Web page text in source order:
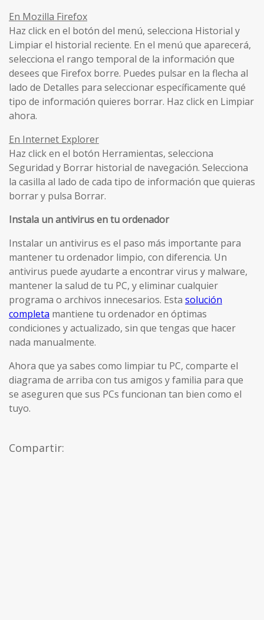
En Mozilla Firefox
Haz click en el botón del menú, selecciona Historial y
Limpiar el historial reciente. En el menú que aparecerá,
selecciona el rango temporal de la información que
desees que Firefox borre. Puedes pulsar en la flecha al
lado de Detalles para seleccionar específicamente qué
tipo de información quieres borrar. Haz click en Limpiar
ahora.
En Internet Explorer
Haz click en el botón Herramientas, selecciona
Seguridad y Borrar historial de navegación. Selecciona
la casilla al lado de cada tipo de información que quieras
borrar y pulsa Borrar.
Instala un antivirus en tu ordenador
Instalar un antivirus es el paso más importante para
mantener tu ordenador limpio, con diferencia. Un
antivirus puede ayudarte a encontrar virus y malware,
mantener la salud de tu PC, y eliminar cualquier
programa o archivos innecesarios. Esta solución
completa mantiene tu ordenador en óptimas
condiciones y actualizado, sin que tengas que hacer
nada manualmente.
Ahora que ya sabes como limpiar tu PC, comparte el
diagrama de arriba con tus amigos y familia para que
se aseguren que sus PCs funcionan tan bien como el
tuyo.
Compartir: